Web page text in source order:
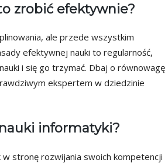
zrobić efektywnie?
ale przede wszystkim
efektywnej nauki to regularność,
i się go trzymać. Dbaj o równowagę
ekspertem w dziedzinie
informatyki?
stronę rozwijania swoich kompetencji